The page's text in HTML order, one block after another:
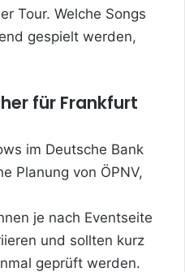
Tour. Welche Songs
gespielt werden,
für Frankfurt
im Deutsche Bank
Planung von ÖPNV,
je nach Eventseite
und sollten kurz
geprüft werden.